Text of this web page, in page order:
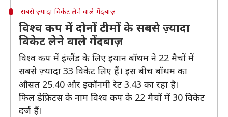
सबसे ज़्यादा विकेट लेने वाले गेंदबाज़
विश्व कप में दोनों टीमों के सबसे ज़्यादा
विकेट लेने वाले गेंदबाज़
विश्व कप में इंग्लैंड के लिए इयान बॉथम ने 22 मैचों में
सबसे ज़्यादा 33 विकेट लिए हैं। इस बीच बॉथम का
औसत 25.40 और इकॉनमी रेट 3.43 का रहा है।
फिल डेफ्रिटस के नाम विश्व कप के 22 मैचों में 30 विकेट
दर्ज हैं।